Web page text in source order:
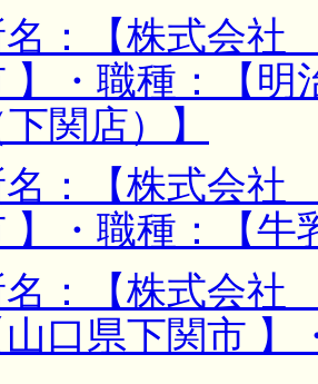
：【株式会社
】・職種：【明
関店）】
：【株式会社
】・職種：【牛
名：【株式会
口県下関市 】